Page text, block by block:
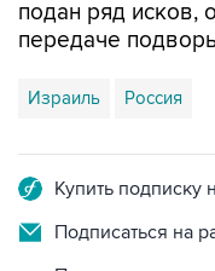
подан ряд исков,
передаче
Израиль Россия
Купить подписку
Подписаться на